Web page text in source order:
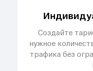
Создайте
нужное
трафика без